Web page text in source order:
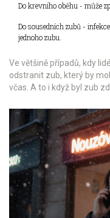
Do krevního oběhu - může
Do sousedních zubů -
jednoho zubu.
Ve většině případů, kdy
odstranit zub, který by
včas. A to i když byl zub